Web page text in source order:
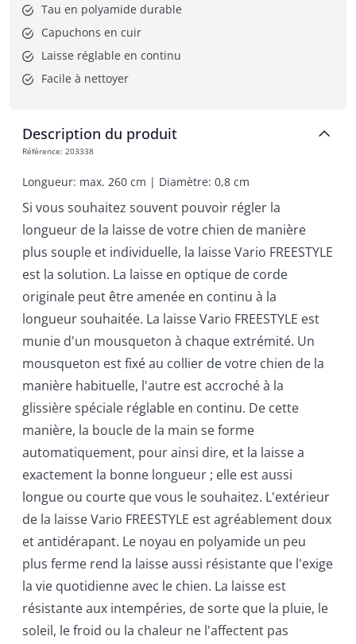
Tau en polyamide durable
Capuchons en cuir
Laisse réglable en continu
Facile à nettoyer
Description du produit
Référence: 203338
Longueur: max. 260 cm | Diamètre: 0,8 cm
Si vous souhaitez souvent pouvoir régler la
longueur de la laisse de votre chien de manière
plus souple et individuelle, la laisse Vario FREESTYLE
est la solution. La laisse en optique de corde
originale peut être amenée en continu à la
longueur souhaitée. La laisse Vario FREESTYLE est
munie d'un mousqueton à chaque extrémité. Un
mousqueton est fixé au collier de votre chien de la
manière habituelle, l'autre est accroché à la
glissière spéciale réglable en continu. De cette
manière, la boucle de la main se forme
automatiquement, pour ainsi dire, et la laisse a
exactement la bonne longueur ; elle est aussi
longue ou courte que vous le souhaitez. L'extérieur
de la laisse Vario FREESTYLE est agréablement doux
et antidérapant. Le noyau en polyamide un peu
plus ferme rend la laisse aussi résistante que l'exige
la vie quotidienne avec le chien. La laisse est
résistante aux intempéries, de sorte que la pluie, le
soleil, le froid ou la chaleur ne l'affectent pas